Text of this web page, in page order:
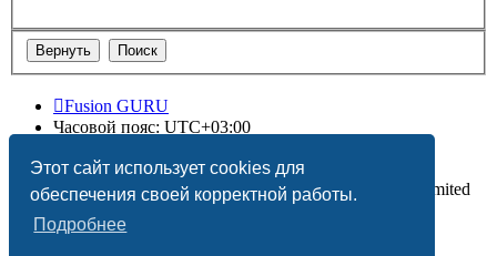
Этот сайт использует cookies для
обеспечения своей корректной работы.
Подробнее
Fusion GURU
Часовой пояс: UTC+03:00
Создано на основеphpBB® Forum Software © phpBB Limited